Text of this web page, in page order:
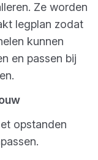
Ze worden
legplan zodat
kunnen
en passen bij
opstanden